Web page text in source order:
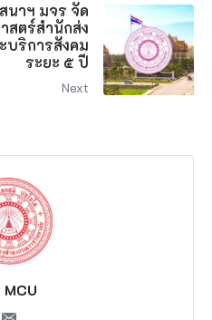
นาฯ มจร จัด
สตร์สำนักส่ง
บริการสังคม
ระยะ ๕ ปี
Next
MCU